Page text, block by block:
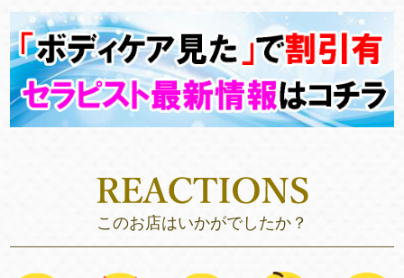
このお店はいかがでしたか？